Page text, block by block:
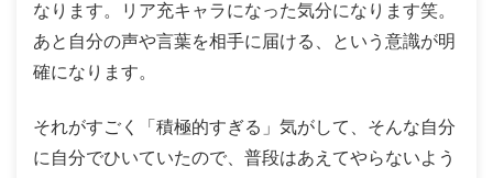
なります。リア充キャラになった気分になります笑。
あと自分の声や言葉を相手に届ける、という意識が明
確になります。
それがすごく「積極的すぎる」気がして、そんな自分
に自分でひいていたので、普段はあえてやらないよう